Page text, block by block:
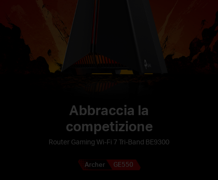
Abbraccia la
competizione
Router Gaming Wi-Fi 7 Tri-Band BE9300
Archer GE550